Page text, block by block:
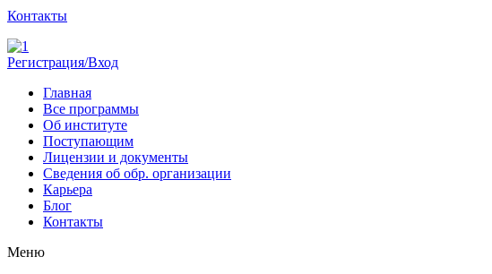
Контакты
Регистрация/Вход
Главная
Все программы
Об институте
Поступающим
Лицензии и документы
Сведения об обр. организации
Карьера
Блог
Контакты
Меню